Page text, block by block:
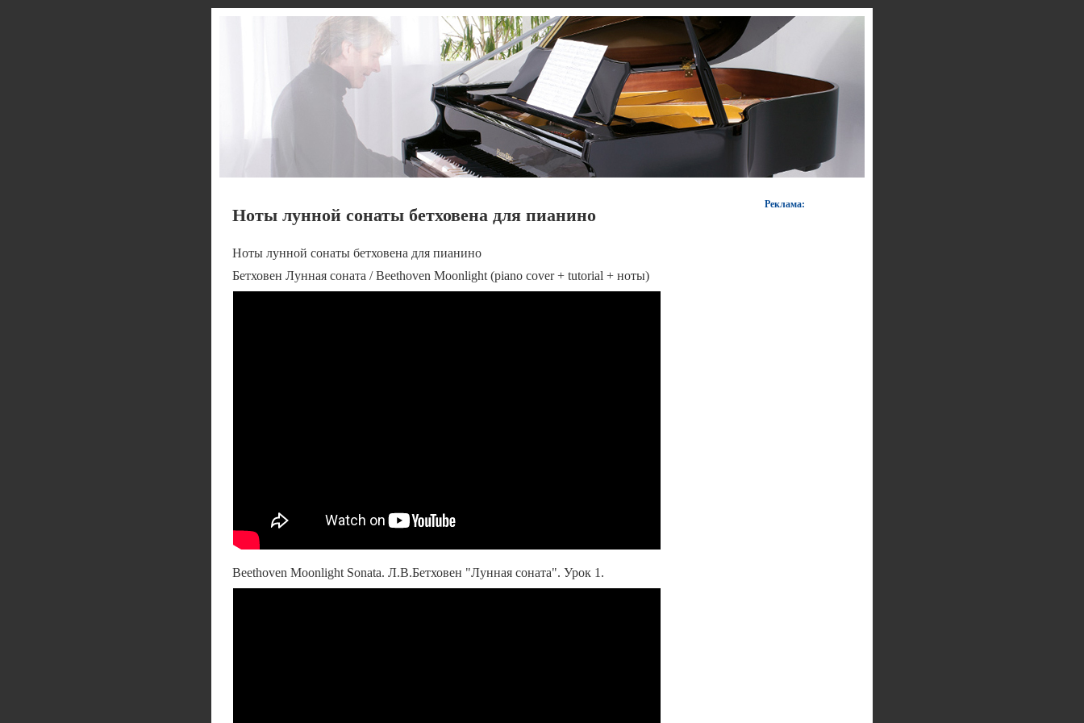
Ноты лунной сонаты бетховена для пианино
Ноты лунной сонаты бетховена для пианино
Бетховен Лунная соната / Beethoven Moonlight (piano cover + tutorial + ноты)
Beethoven Moonlight Sonata. Л.В.Бетховен "Лунная соната". Урок 1.
Реклама: